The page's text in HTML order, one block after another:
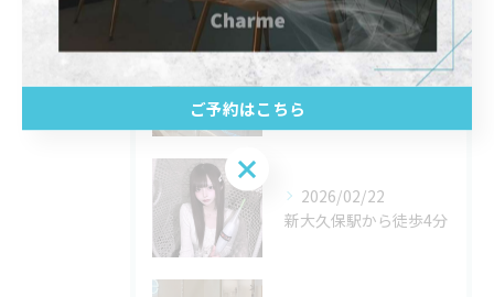
2026/02/24
新大久保駅から徒歩4分
2026/02/22
新大久保駅から徒歩4分
ご予約はこちら
ご予約はこちら